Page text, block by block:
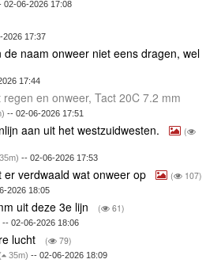
02-06-2026 17:08
2026 17:37
de naam onweer niet eens dragen, wel
17:44
en onweer, Tact 20C 7.2 mm
-- 02-06-2026 17:51
aan uit het westzuidwesten.
(
-- 02-06-2026 17:53
er verdwaald wat onweer op ( 107)
2026 18:05
uit deze 3e lijn ( 61)
-- 02-06-2026 18:06
lucht ( 79)
35m) -- 02-06-2026 18:09